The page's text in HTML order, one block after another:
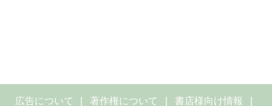
広告について 著作権について 書店様向け情報